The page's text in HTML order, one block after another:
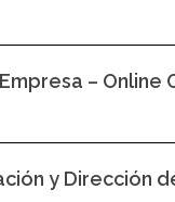
– Online
y Dirección